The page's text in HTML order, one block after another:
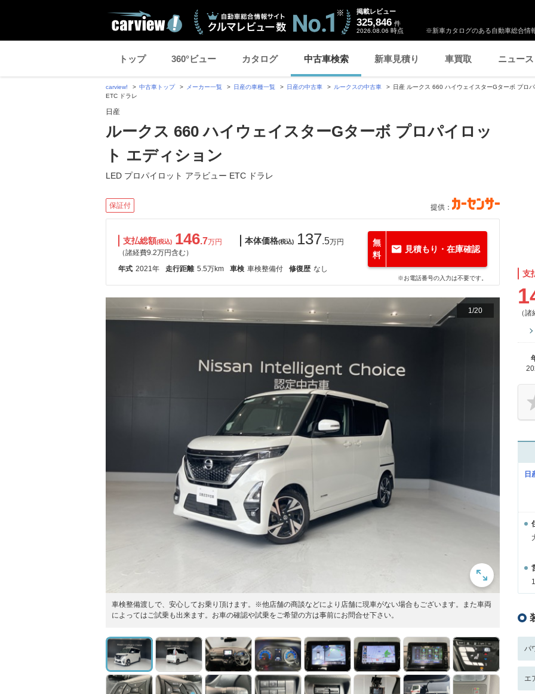
※新車カタログのある自動車総合情
掲載レビュー
325,846 件
2026.08.06 時点
トップ 360°ビュー カタログ 中古車検索 新車見積り 車買取 ニュース
carview! 中古車トップ メーカー一覧 日産の車種一覧 日産の中古車 ルークスの中古車
日産 ルークス 660 ハイウェイスターGターボ プロ
ETC ドラレ
日産
ルークス 660 ハイウェイスターGターボ プロパイロッ
ト エディション
LED プロパイロット アラビュー ETC ドラレ
保証付 提供：
支払総額(税込) 146.7万円
（諸経費9.2万円含む）
本体価格(税込) 137.5万円
年式 2021年 走行距離 5.5万km 車検 車検整備付 修復歴 なし
無
料
見積もり・在庫確認
※お電話番号の入力は不要です。
1/20
車検整備渡しで、安心してお乗り頂けます。※他店舗の商談などにより店舗に現車がない場合もございます。また車両
によってはご試乗も出来ます。お車の確認や試乗をご希望の方は事前にお問合せ下さい。
支
（
日
パ
エ